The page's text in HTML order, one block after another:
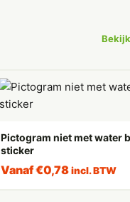
Pictogram niet met water
sticker
Vanaf€0,78 incl. BTW